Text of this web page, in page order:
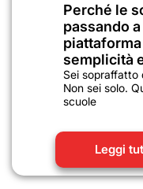
Perché le
passando
semplicità
Sei sopraffatto
Non sei solo.
scuole
Leggi